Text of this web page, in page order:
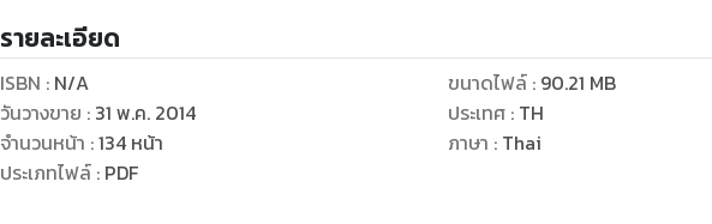
รายละเอียด
ISBN : N/A
วันวางขาย : 31 พ.ค. 2014
จำนวนหน้า :134 หน้า
ประเภทไฟล์: PDF
ขนาดไฟล์: 90.21 MB
ประเทศ : TH
ภาษา : Thai